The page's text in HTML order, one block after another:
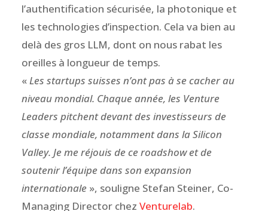
l’authentification sécurisée, la photonique et
les technologies d’inspection. Cela va bien au
delà des gros LLM, dont on nous rabat les
oreilles à longueur de temps.
«Les startups suisses n’ont pas à se cacher au
niveau mondial. Chaque année, les Venture
Leaders pitchent devant des investisseurs de
classe mondiale, notamment dans la Silicon
Valley. Je me réjouis de ce roadshow et de
soutenir l’équipe dans son expansion
internationale», souligne Stefan Steiner, Co-
Managing Director chez Venturelab.